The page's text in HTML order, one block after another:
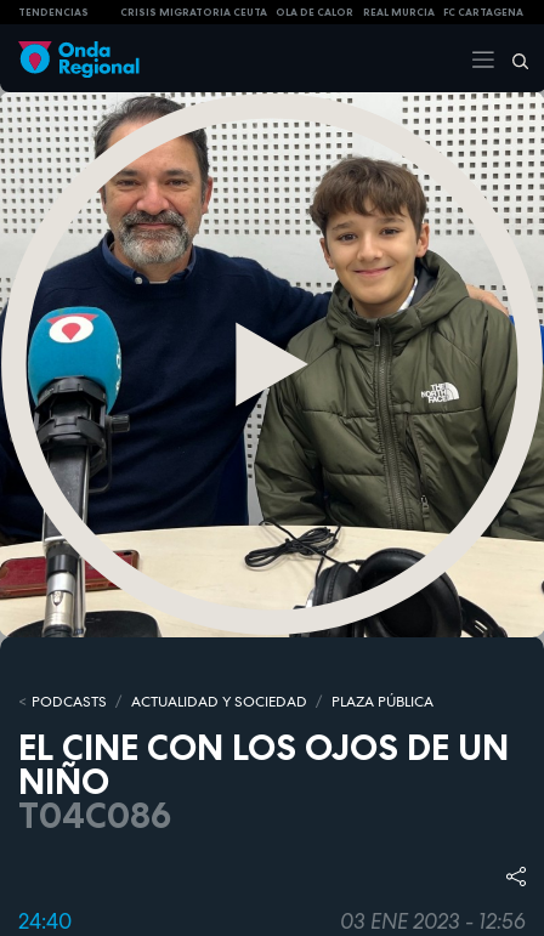
TENDENCIAS CRISIS MIGRATORIA CEUTA OLA DE CALOR REAL MURCIA FC CARTAGENA
PODCASTS ACTUALIDAD Y SOCIEDAD PLAZA PÚBLICA
EL CINE CON LOS OJOS DE UN
NIÑO
T04C086
24:40 03 ENE 2023 - 12:56